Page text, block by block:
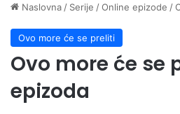
Naslovna / Serije /Online epizode /
Ovo more će se preliti
Ovo more će se
epizoda